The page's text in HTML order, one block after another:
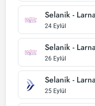
Selanik -
24 Eylül
Selanik -
26 Eylül
Selanik -
25 Eylül